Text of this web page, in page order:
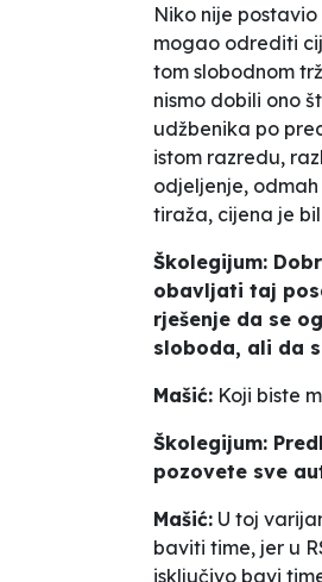
Niko nije
mogao odrediti
tom slobodnom
nismo dobili ono
udžbenika po
istom razredu,
odjeljenje,
tiraža, cijena je
Školegijum:
obavljati taj
rješenje da se
sloboda, ali da
Mašić: Koji biste
Školegijum:
pozovete sve
Mašić: U toj
baviti time, jer u
isključivo bavi